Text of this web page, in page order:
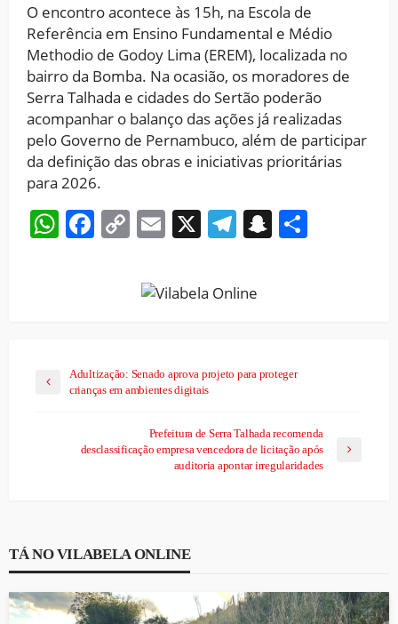
O encontro acontece às 15h, na Escola de
Referência em Ensino Fundamental e Médio
Methodio de Godoy Lima (EREM), localizada no
bairro da Bomba. Na ocasião, os moradores de
Serra Talhada e cidades do Sertão poderão
acompanhar o balanço das ações já realizadas
pelo Governo de Pernambuco, além de participar
da definição das obras e iniciativas prioritárias
para 2026.
WhatsApp
Facebook
CopyEmail
X Telegram
Snapchat
Adultização: Senado aprova projeto para proteger
crianças em ambientes digitais
Prefeitura de Serra Talhada recomenda
desclassificação empresa vencedora de licitação após
auditoria apontar irregularidades
TÁ NO VILABELA ONLINE